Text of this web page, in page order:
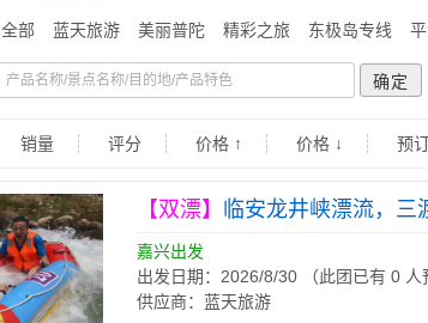
全部 蓝天旅游 美丽普陀 精彩之旅 东极岛专线
销量 评分 价格 ↑ 价格 ↓ 预
【双漂】 临安龙井峡漂流，三
嘉兴出发
出发日期：2026/8/30 （此团已有 0 人
供应商：蓝天旅游